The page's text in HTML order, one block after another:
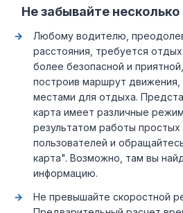
Не забывайте
Любому водителю,
расстояния, требуется
более безопасной и
построив маршрут
местами для отдыха.
карта имеет различные
результатом работы простых
пользователей и
карта". Возможно, там вы
информацию.
Не превышайте скоростной